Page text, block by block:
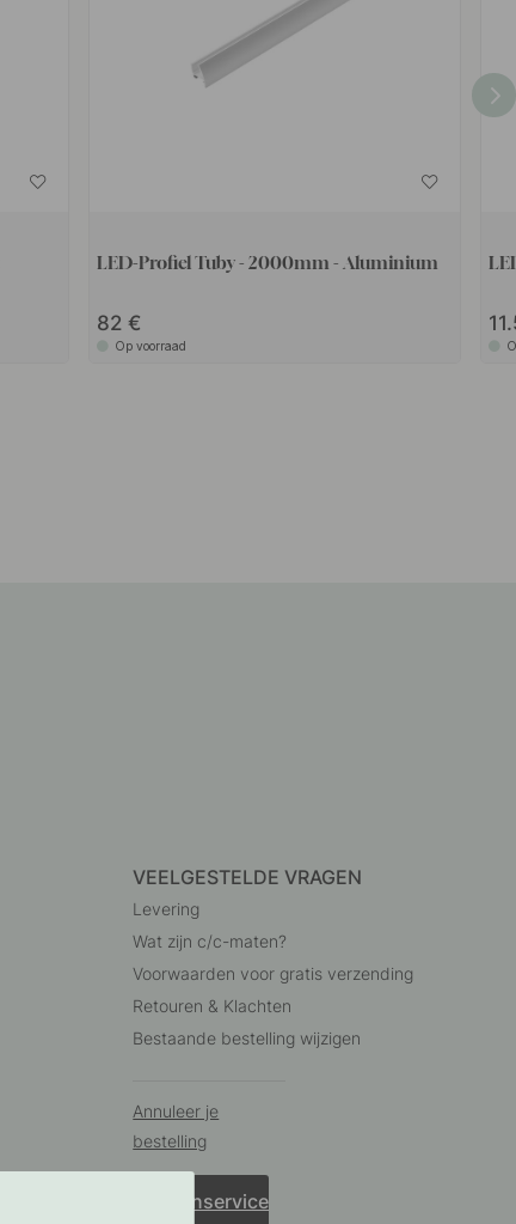
LED-Profiel Tuby - 2000mm - Aluminium
82
Op voorraad
VEELGESTELDE VRAGEN
Levering
Wat zijn c/c-maten?
Voorwaarden voor gratis verzending
Retouren & Klachten
Bestaande bestelling wijzigen
Annuleer je
bestelling
Klantenservice